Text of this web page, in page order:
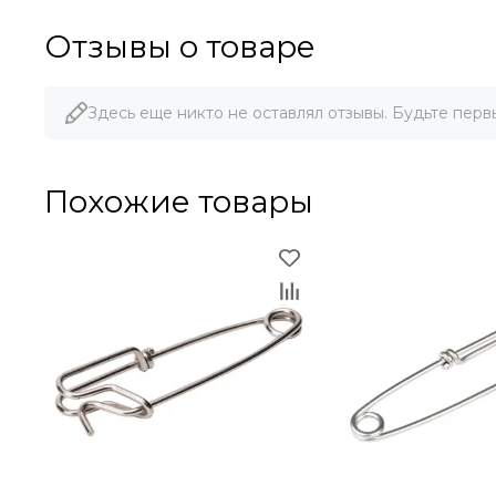
Отзывы о товаре
Здесь еще никто не оставлял отзывы. Будьте
Похожие товары